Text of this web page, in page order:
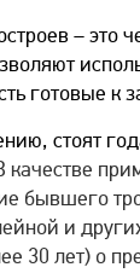
– это
готовые
стоят
качестве
бывшего
и
30 лет) о